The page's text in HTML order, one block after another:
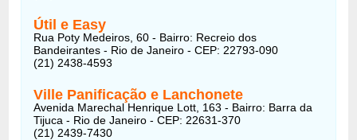
Útil e Easy
Rua Poty Medeiros, 60 - Bairro: Recreio dos
Bandeirantes - Rio de Janeiro - CEP: 22793-090
(21) 2438-4593
Ville Panificação e Lanchonete
Avenida Marechal Henrique Lott, 163 - Bairro: Barra da
Tijuca - Rio de Janeiro - CEP: 22631-370
(21) 2439-7430